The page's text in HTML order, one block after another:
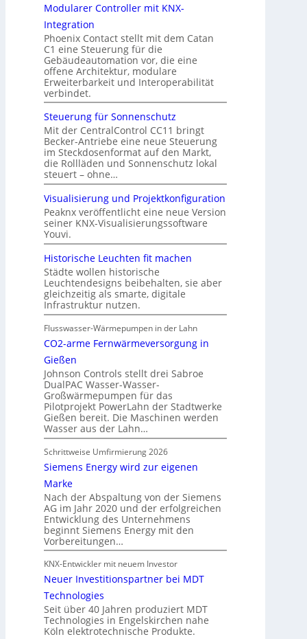
Modularer Controller mit KNX-
Integration
Phoenix Contact stellt mit dem Catan
C1 eine Steuerung für die
Gebäudeautomation vor, die eine
offene Architektur, modulare
Erweiterbarkeit und Interoperabilität
verbindet.
Steuerung für Sonnenschutz
Mit der CentralControl CC11 bringt
Becker-Antriebe eine neue Steuerung
im Steckdosenformat auf den Markt,
die Rollläden und Sonnenschutz lokal
steuert – ohne…
Visualisierung und Projektkonfiguration
Peaknx veröffentlicht eine neue Version
seiner KNX-Visualisierungssoftware
Youvi.
Historische Leuchten fit machen
Städte wollen historische
Leuchtendesigns beibehalten, sie aber
gleichzeitig als smarte, digitale
Infrastruktur nutzen.
Flusswasser-Wärmepumpen in der Lahn
CO2-arme Fernwärmeversorgung in
Gießen
Johnson Controls stellt drei Sabroe
DualPAC Wasser-Wasser-
Großwärmepumpen für das
Pilotprojekt PowerLahn der Stadtwerke
Gießen bereit. Die Maschinen werden
Wasser aus der Lahn…
Schrittweise Umfirmierung 2026
Siemens Energy wird zur eigenen
Marke
Nach der Abspaltung von der Siemens
AG im Jahr 2020 und der erfolgreichen
Entwicklung des Unternehmens
beginnt Siemens Energy mit den
Vorbereitungen…
KNX-Entwickler mit neuem Investor
Neuer Investitionspartner bei MDT
Technologies
Seit über 40 Jahren produziert MDT
Technologies in Engelskirchen nahe
Köln elektrotechnische Produkte.